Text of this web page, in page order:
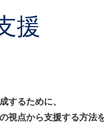
援
するために、
視点から支援する方法